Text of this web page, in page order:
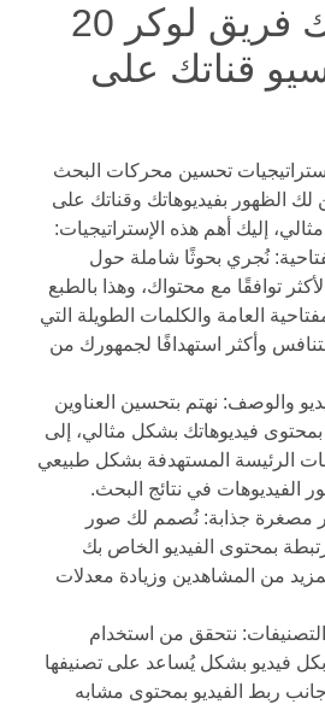
كيف يساعدك فريق لوكر 20
قناتك على
تحسين محركات البحث
لك الظهور بفيديوهاتك وقناتك على
إليك أهم هذه الإستراتيجيات:
نُجري بحوثًا شاملة حول
توافقًا مع محتواك، وهذا بالطبع
العامة والكلمات الطويلة التي
وأكثر استهدافًا لجمهورك من
والوصف: نهتم بتحسين العناوين
فيديوهاتك بشكل مثالي، إلى
الرئيسة المستهدفة بشكل طبيعي
في نتائج البحث.
مصغرة جذابة: نُصمم لك صور
بمحتوى الفيديو الخاص بك
من المشاهدين وزيادة معدلات
نتحقق من استخدام
بكل فيديو بشكل يُساعد على تصنيفها
ربط الفيديو بمحتوى مشابه